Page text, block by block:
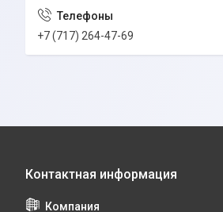
+7 (717) 264-47-69